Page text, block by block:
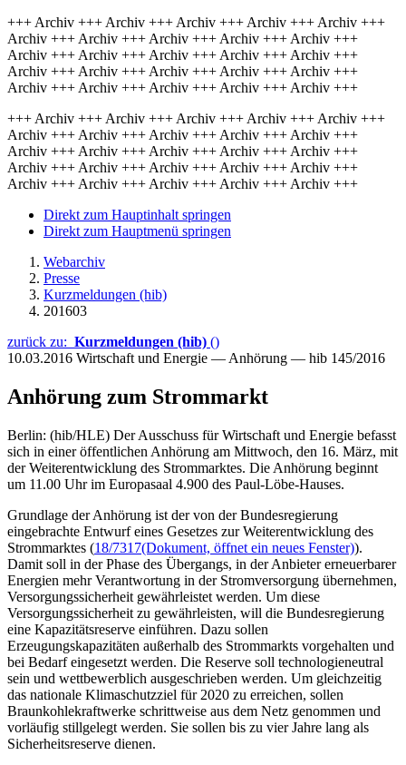
+++ Archiv +++ Archiv +++ Archiv +++ Archiv +++ Archiv +++
Archiv +++ Archiv +++ Archiv +++ Archiv +++ Archiv +++
Archiv +++ Archiv +++ Archiv +++ Archiv +++ Archiv +++
Archiv +++ Archiv +++ Archiv +++ Archiv +++ Archiv +++
Archiv +++ Archiv +++ Archiv +++ Archiv +++ Archiv +++
+++ Archiv +++ Archiv +++ Archiv +++ Archiv +++ Archiv +++
Archiv +++ Archiv +++ Archiv +++ Archiv +++ Archiv +++
Archiv +++ Archiv +++ Archiv +++ Archiv +++ Archiv +++
Archiv +++ Archiv +++ Archiv +++ Archiv +++ Archiv +++
Archiv +++ Archiv +++ Archiv +++ Archiv +++ Archiv +++
Direkt zum Hauptinhalt springen
Direkt zum Hauptmenü springen
Webarchiv
Presse
Kurzmeldungen (hib)
201603
zurück zu: Kurzmeldungen (hib) ()
10.03.2016 Wirtschaft und Energie — Anhörung — hib 145/2016
Anhörung zum Strommarkt
Berlin: (hib/HLE) Der Ausschuss für Wirtschaft und Energie befasst
sich in einer öffentlichen Anhörung am Mittwoch, den 16. März, mit
der Weiterentwicklung des Strommarktes. Die Anhörung beginnt
um 11.00 Uhr im Europasaal 4.900 des Paul-Löbe-Hauses.
Grundlage der Anhörung ist der von der Bundesregierung
eingebrachte Entwurf eines Gesetzes zur Weiterentwicklung des
Strommarktes (18/7317(Dokument, öffnet ein neues Fenster)).
Damit soll in der Phase des Übergangs, in der Anbieter erneuerbarer
Energien mehr Verantwortung in der Stromversorgung übernehmen,
Versorgungssicherheit gewährleistet werden. Um diese
Versorgungssicherheit zu gewährleisten, will die Bundesregierung
eine Kapazitätsreserve einführen. Dazu sollen
Erzeugungskapazitäten außerhalb des Strommarkts vorgehalten und
bei Bedarf eingesetzt werden. Die Reserve soll technologieneutral
sein und wettbewerblich ausgeschrieben werden. Um gleichzeitig
das nationale Klimaschutzziel für 2020 zu erreichen, sollen
Braunkohlekraftwerke schrittweise aus dem Netz genommen und
vorläufig stillgelegt werden. Sie sollen bis zu vier Jahre lang als
Sicherheitsreserve dienen.